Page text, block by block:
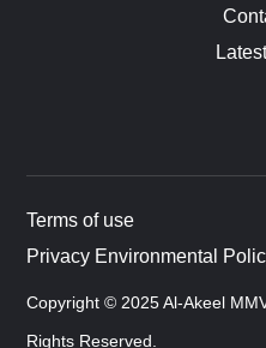
Terms of use
Privacy Environmental
Copyright © 2025 Al-Akeel
Rights Reserved.